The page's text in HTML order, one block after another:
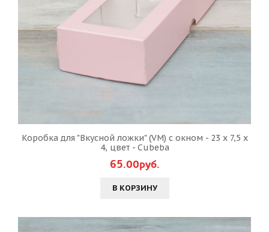
Коробка для "Вкусной ложки" (VM) с окном - 23 х 7,5 х
4, цвет - Cubeba
65.00руб.
В КОРЗИНУ